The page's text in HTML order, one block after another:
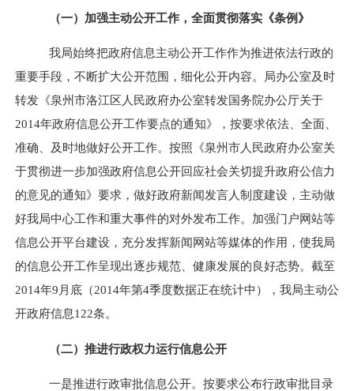
（一）加强主动公开工作，全面贯彻落实《条例》
我局始终把政府信息主动公开工作作为推进依法行政的
重要手段，不断扩大公开范围，细化公开内容。局办公室及时
转发《泉州市洛江区人民政府办公室转发国务院办公厅关于
2014年政府信息公开工作要点的通知》，按要求依法、全面、
准确、及时地做好公开工作。按照《泉州市人民政府办公室关
于贯彻进一步加强政府信息公开回应社会关切提升政府公信力
的意见的通知》要求， 做好政府新闻发言人制度建设，主动做
好我局中心工作和重大事件的对外发布工作。加强门户网站等
信息公开平台建设，充分发挥新闻网站等媒体的作用，使我局
的信息公开工作呈现出逐步规范、健康发展的良好态势。截至
2014年9 月底（2014年第4季度数据正在统计中），我局主动公
开政府信息122条。
（二）推进行政权力运行信息公开
一是推进行政审批信息公开。按要求公布行政审批目录